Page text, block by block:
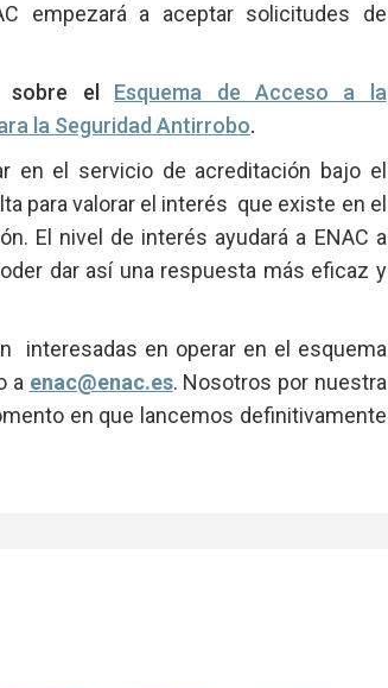
empezará a aceptar solicitudes de
sobre el Esquema de Acceso a la
la Seguridad Antirrobo.
en el servicio de acreditación bajo el
para valorar el interés que existe en el
El nivel de interés ayudará a ENAC a
dar así una respuesta más eficaz y
interesadas en operar en el esquema
a enac@enac.es. Nosotros por nuestra
en que lancemos definitivamente